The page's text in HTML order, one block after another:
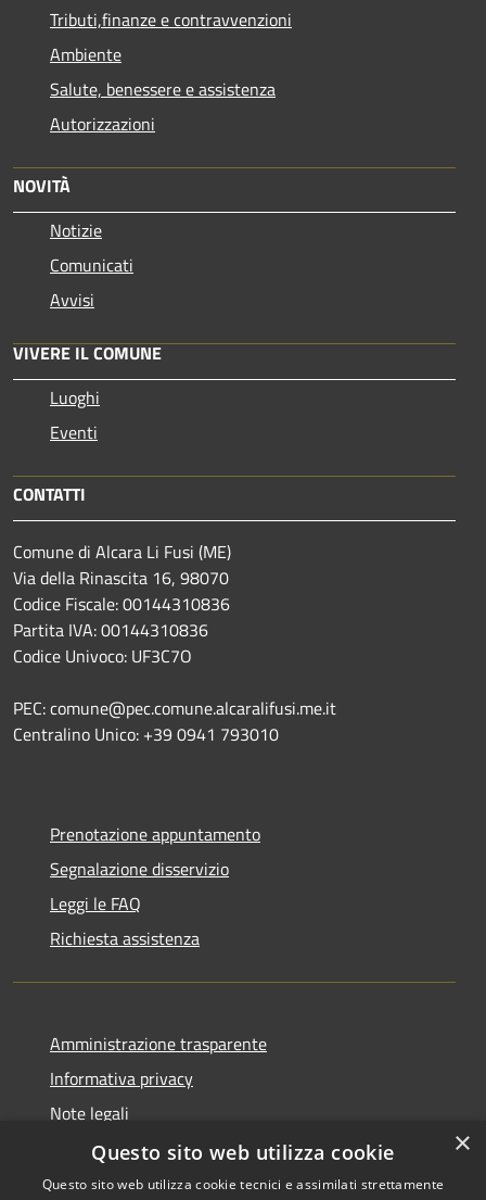
Tributi,finanze e contravvenzioni
Ambiente
Salute, benessere e assistenza
Autorizzazioni
NOVITÀ
Notizie
Comunicati
Avvisi
VIVERE IL COMUNE
Luoghi
Eventi
CONTATTI
Comune di Alcara Li Fusi (ME)
Via della Rinascita 16, 98070
Codice Fiscale: 00144310836
Partita IVA: 00144310836
Codice Univoco: UF3C7O
PEC: comune@pec.comune.alcaralifusi.me.it
Centralino Unico: +39 0941 793010
Prenotazione appuntamento
Segnalazione disservizio
Leggi le FAQ
Richiesta assistenza
Amministrazione trasparente
Informativa privacy
Note legali
Dichiarazione di accessibilità
×
Questo sito web utilizza cookie
Questo sito web utilizza cookie tecnici e assimilati strettamente